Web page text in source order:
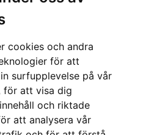
cookies och andra
för att
surfupplevelse på vår
för att visa dig
och riktade
att analysera vår
att några gånger per år få